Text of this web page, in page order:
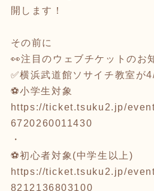
開します！
その前に
👀注目のウェブチケットのお
✅横浜武道館ソサイチ教室が
⚽小学生対象
https://ticket.tsuku2.jp/
6720260011430
・
⚽初心者対象(中学生以上)
https://ticket.tsuku2.jp/
8212136803100